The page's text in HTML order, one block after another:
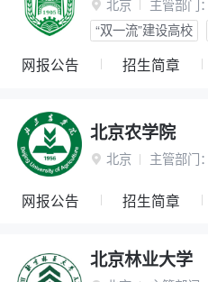
 北京 主管部门：
“双一流”建设高校
网报公告 招生简章
北京农学院
 北京 主管部门：
网报公告 招生简章
北京林业大学